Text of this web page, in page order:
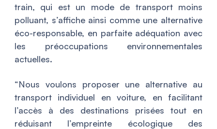
train, qui est un mode de transport moins
polluant, s’affiche ainsi comme une alternative
éco-responsable, en parfaite adéquation avec
les préoccupations environnementales
actuelles.
“Nous voulons proposer une alternative au
transport individuel en voiture, en facilitant
l’accès à des destinations prisées tout en
réduisant l’empreinte écologique des